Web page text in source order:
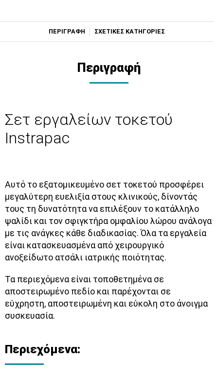
ΠΕΡΙΓΡΑΦΗ ΣΧΕΤΙΚΕΣ ΚΑΤΗΓΟΡΙΕΣ
Περιγραφή
Σετ εργαλείων τοκετού
Instrapac
Αυτό το εξατομικευμένο σετ τοκετού προσφέρει
μεγαλύτερη ευελιξία στους κλινικούς, δίνοντάς
τους τη δυνατότητα να επιλέξουν το κατάλληλο
ψαλίδι και τον σφιγκτήρα ομφαλίου λώρου ανάλογα
με τις ανάγκες κάθε διαδικασίας. Όλα τα εργαλεία
είναι κατασκευασμένα από χειρουργικό
ανοξείδωτο ατσάλι ιατρικής ποιότητας.
Τα περιεχόμενα είναι τοποθετημένα σε
αποστειρωμένο πεδίο και παρέχονται σε
εύχρηστη, αποστειρωμένη και εύκολη στο άνοιγμα
συσκευασία.
Περιεχόμενα: